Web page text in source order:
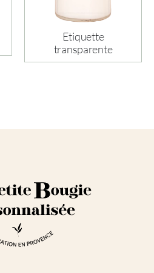
Etiquette
transparente